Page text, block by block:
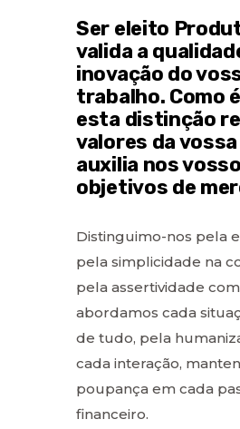
Ser eleito
valida a
inovação do
trabalho. Como
esta distinção
valores da
auxilia nos
objetivos de
Distinguimo-nos pela
pela simplicidade na
pela assertividade
abordamos cada
de tudo, pela
cada interação,
poupança em cada
financeiro.